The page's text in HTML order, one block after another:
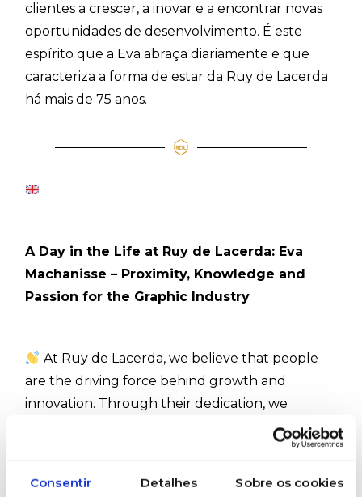
Consentir Detalhes Sobre os cookies
clientes a crescer, a inovar e a encontrar novas
oportunidades de desenvolvimento. É este
espírito que a Eva abraça diariamente e que
caracteriza a forma de estar da Ruy de Lacerda
há mais de 75 anos.
A Day in the Life at Ruy de Lacerda: Eva
Machanisse – Proximity, Knowledge and
Passion for the Graphic Industry
At Ruy de Lacerda, we believe that people
are the driving force behind growth and
innovation. Through their dedication, we
continue to support Portuguese industry and
promote technologies that make a difference